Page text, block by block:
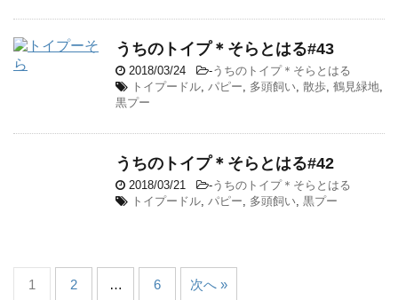
うちのトイプ＊そらとはる#43
2018/03/24 -うちのトイプ＊そらとはる
トイプードル パピー 多頭飼い 散歩 鶴見緑地
黒プー
うちのトイプ＊そらとはる#42
2018/03/21 -うちのトイプ＊そらとはる
トイプードル パピー 多頭飼い 黒プー
1 2 … 6 次へ »